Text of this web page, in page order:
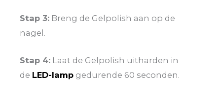
Stap 3: Breng de Gelpolish aan op de
nagel.
Stap 4: Laat de Gelpolish uitharden in
de LED-lamp gedurende 60 seconden.